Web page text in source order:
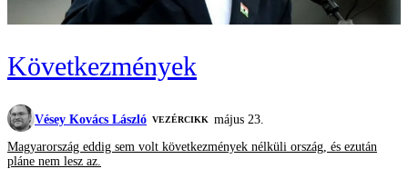
Következmények
Vésey Kovács László VEZÉRCIKK
május 23.
Magyarország eddig sem volt következmények nélküli ország, és ezután
pláne nem lesz az.